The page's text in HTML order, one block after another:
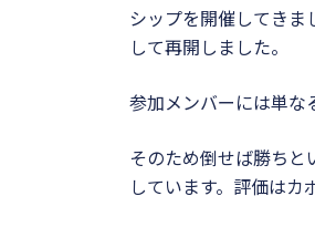
シップを開催してき
して再開しました。
参加メンバーには単な
そのため倒せば勝ちと
しています。評価はカ